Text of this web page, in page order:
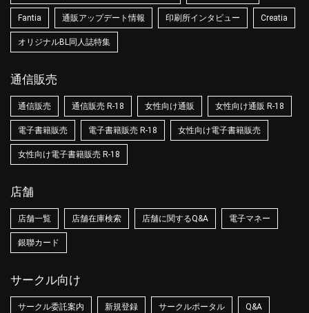
Fantia 通販アップデート情報 印刷所インタビュー Creatia
オリジナルBL同人誌特集
通信販売
通信販売 通信販売 R-18 女性向け通販 女性向け通販 R-18
電子書籍販売 電子書籍販売 R-18 女性向け電子書籍販売
女性向け電子書籍販売 R-18
店舗
店舗一覧 店舗在庫検索 店舗に関するQ&A 電子マネー
銀聯カード
サークル向け
サークル委託案内 新規登録 サークルポータル Q&A